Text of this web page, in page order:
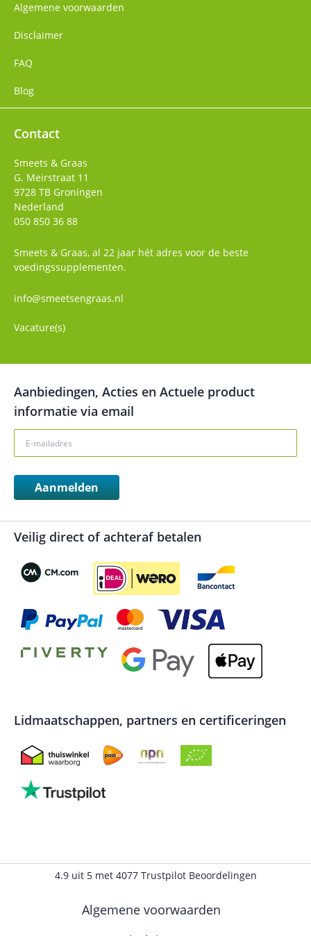
Algemene voorwaarden
Disclaimer
FAQ
Blog
Contact
Smeets & Graas
G. Meirstraat 11
9728 TB Groningen
Nederland
050 850 36 88
Smeets & Graas, al 22 jaar hét adres voor de beste
voedingssupplementen.
info@smeetsengraas.nl
Vacature(s)
Aanbiedingen, Acties en Actuele product
informatie via email
Aanmelden
Veilig direct of achteraf betalen
Lidmaatschappen, partners en certificeringen
Algemene voorwaarden
4.9uit 5met 4077Trustpilot Beoordelingen